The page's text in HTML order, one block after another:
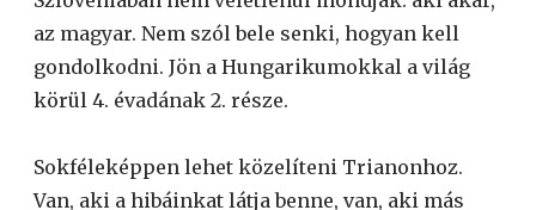
az magyar. Nem szól bele senki, hogyan kell
gondolkodni. Jön a Hungarikumokkal a világ
körül 4. évadának 2. része.
Sokféleképpen lehet közelíteni Trianonhoz.
Van, aki a hibáinkat látja benne, van, aki más